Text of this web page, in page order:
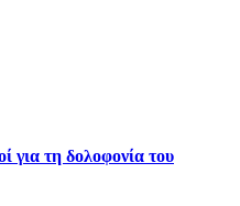
για τη δολοφονία του